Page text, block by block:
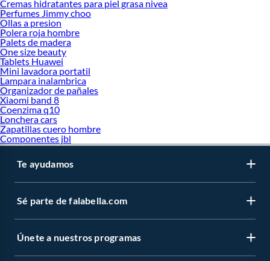
Cremas hidratantes para piel grasa nivea
Perfumes Jimmy choo
Ollas a presion
Polera roja hombre
Palets de madera
One size beauty
Tablets Huawei
Mini lavadora portatil
Lampara inalambrica
Organizador de pañales
Xiaomi band 8
Coenzima q10
Lonchera cars
Zapatillas cuero hombre
Componentes jbl
Te ayudamos
Sé parte de falabella.com
Únete a nuestros programas